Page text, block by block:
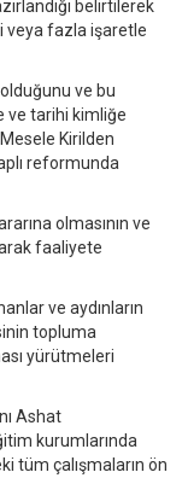
belirtilerek
veya fazla işaretle
ve bu
ve tarihi kimliğe
Kirilden
reformunda
olmasının ve
faaliyete
ve aydınların
topluma
yürütmeleri
Ashat
kurumlarında
tüm çalışmaların ön